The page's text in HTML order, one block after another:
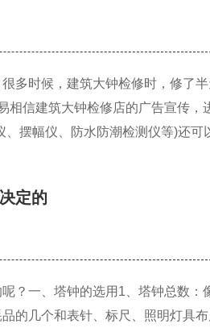
多时候，建筑大钟检修时，修了
相信建筑大钟检修店的广告宣传
、摆幅仪、防水防潮检测仪等)还可
定的
？一、塔钟的选用1、塔钟总数
的几个和表针、标尺、照明灯具